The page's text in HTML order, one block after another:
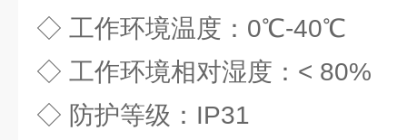
◇ 工作环境温度：0℃-40℃
◇ 工作环境相对湿度：< 80%
◇ 防护等级：IP31